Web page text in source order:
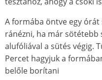
A formába öntve egy órát
ránézni, ha már sötétebb
alufóliával a sütés végig.
Percet hagyjuk a
belőle borítani